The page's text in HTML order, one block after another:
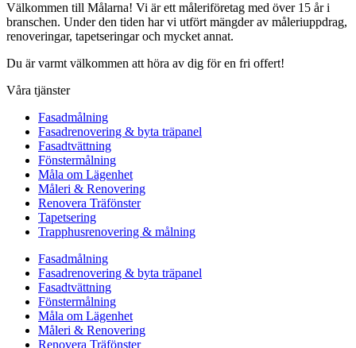
Välkommen till Målarna! Vi är ett måleriföretag med över 15 år i
branschen. Under den tiden har vi utfört mängder av måleriuppdrag,
renoveringar, tapetseringar och mycket annat.
Du är varmt välkommen att höra av dig för en fri offert!
Våra tjänster
Fasadmålning
Fasadrenovering & byta träpanel
Fasadtvättning
Fönstermålning
Måla om Lägenhet
Måleri & Renovering
Renovera Träfönster
Tapetsering
Trapphusrenovering & målning
Fasadmålning
Fasadrenovering & byta träpanel
Fasadtvättning
Fönstermålning
Måla om Lägenhet
Måleri & Renovering
Renovera Träfönster